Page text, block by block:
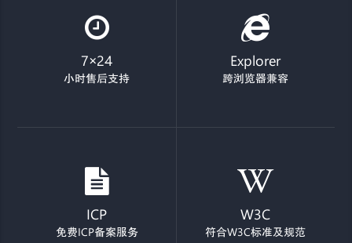
7×24
小时售后支持
Explorer
跨浏览器兼容
ICP
免费ICP备案服务
W3C
符合W3C标准及规范